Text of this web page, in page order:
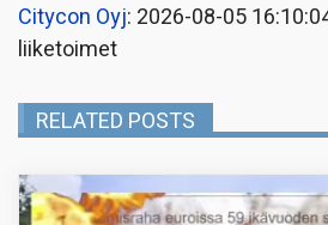
Citycon Oyj: 2026-08-05
liiketoimet
RELATED POSTS